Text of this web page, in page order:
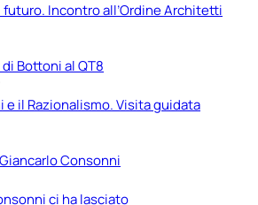
futuro. Incontro all’Ordine Architetti
Bottoni al QT8
e il Razionalismo. Visita guidata
Consonni
ci ha lasciato